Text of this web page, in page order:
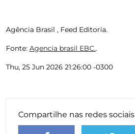
Agência Brasil , Feed Editoria.
Fonte: Agencia brasil EBC..
Thu, 25 Jun 2026 21:26:00 -0300
Compartilhe nas redes sociais